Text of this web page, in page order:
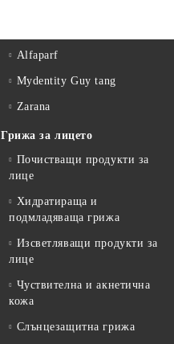
Alfaparf
Mydentity Guy tang
Zarana
Грижа за лицето
Почистващи продукти за
лице
Хидратираща и
подмладяваща грижа
Изсветляващи продукти за
лице
Чуствителна и акнетична
кожа
Слънцезащитна грижа